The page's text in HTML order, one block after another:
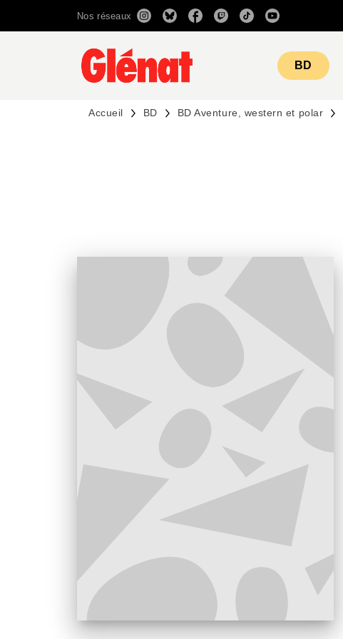
RECHERCHE CONTENU
Nos réseaux
BD
Accueil BD BD Aventure, western et polar